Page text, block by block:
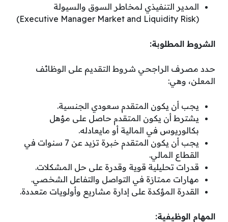
المدير التنفيذي لمخاطر السوق والسيولة
(Executive Manager Market and Liquidity Risk)
الشروط المطلوبة:
حدد مصرف الراجحي شروط التقديم على الوظائف
المعلن، وهي:
يجب أن يكون المتقدم سعودي الجنسية.
يشترط أن يكون المتقدم حاصل على مؤهل
بكالوريوس في المالية أو مايعادله.
يجب أن يكون المتقدم خبرة تزيد عن 7 سنوات في
القطاع المالي.
قدرات تحليلية قوية وقدرة على حل المشكلات.
مهارات ممتازة في التواصل والتفاعل الشخصي.
القدرة المؤكدة على إدارة مشاريع وأولويات متعددة.
المهام الوظيفية: